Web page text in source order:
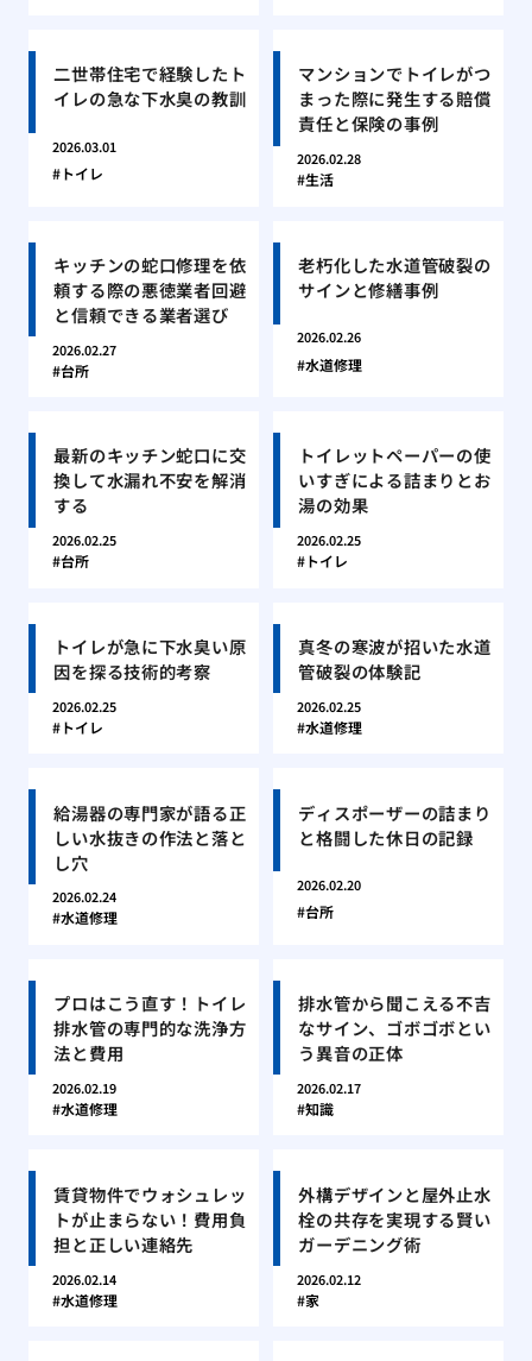
二世帯住宅で経験したト
イレの急な下水臭の教訓
2026.03.01
トイレ
マンションでトイレがつ
まった際に発生する賠償
責任と保険の事例
2026.02.28
生活
キッチンの蛇口修理を依
頼する際の悪徳業者回避
と信頼できる業者選び
2026.02.27
台所
老朽化した水道管破裂の
サインと修繕事例
2026.02.26
水道修理
最新のキッチン蛇口に交
換して水漏れ不安を解消
する
2026.02.25
台所
トイレットペーパーの使
いすぎによる詰まりとお
湯の効果
2026.02.25
トイレ
トイレが急に下水臭い原
因を探る技術的考察
2026.02.25
トイレ
真冬の寒波が招いた水道
管破裂の体験記
2026.02.25
水道修理
給湯器の専門家が語る正
しい水抜きの作法と落と
し穴
2026.02.24
水道修理
ディスポーザーの詰まり
と格闘した休日の記録
2026.02.20
台所
プロはこう直す！トイレ
排水管の専門的な洗浄方
法と費用
2026.02.19
水道修理
排水管から聞こえる不吉
なサイン、ゴボゴボとい
う異音の正体
2026.02.17
知識
賃貸物件でウォシュレッ
トが止まらない！費用負
担と正しい連絡先
2026.02.14
水道修理
外構デザインと屋外止水
栓の共存を実現する賢い
ガーデニング術
2026.02.12
家